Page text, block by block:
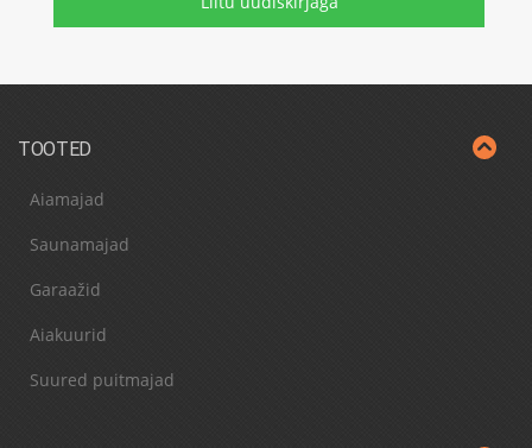
TOOTED
Aiamajad
Saunamajad
Garaažid
Aiakuurid
Suured puitmajad